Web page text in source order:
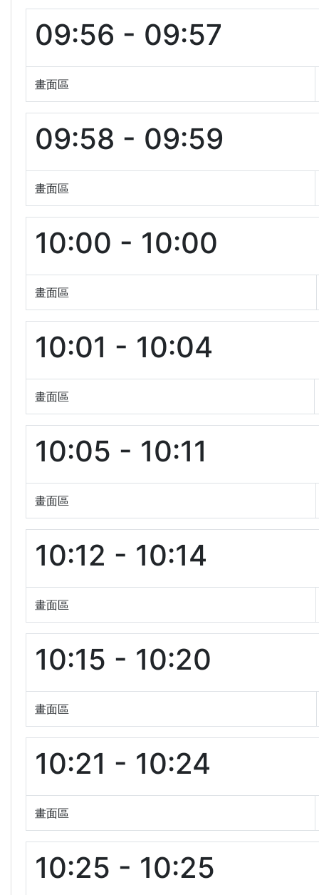
09:56 - 09:57
畫面區
09:58 - 09:59
畫面區
10:00 - 10:00
畫面區
10:01 - 10:04
畫面區
10:05 - 10:11
畫面區
10:12 - 10:14
畫面區
10:15 - 10:20
畫面區
10:21 - 10:24
畫面區
10:25 - 10:25